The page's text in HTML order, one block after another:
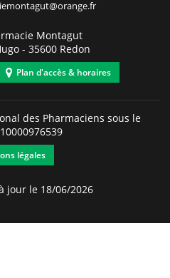
Montagut
- 35600 Redon
Plan d'accès & horaires
des Pharmaciens sous le
10000976539
légales
jour le 18/06/2026